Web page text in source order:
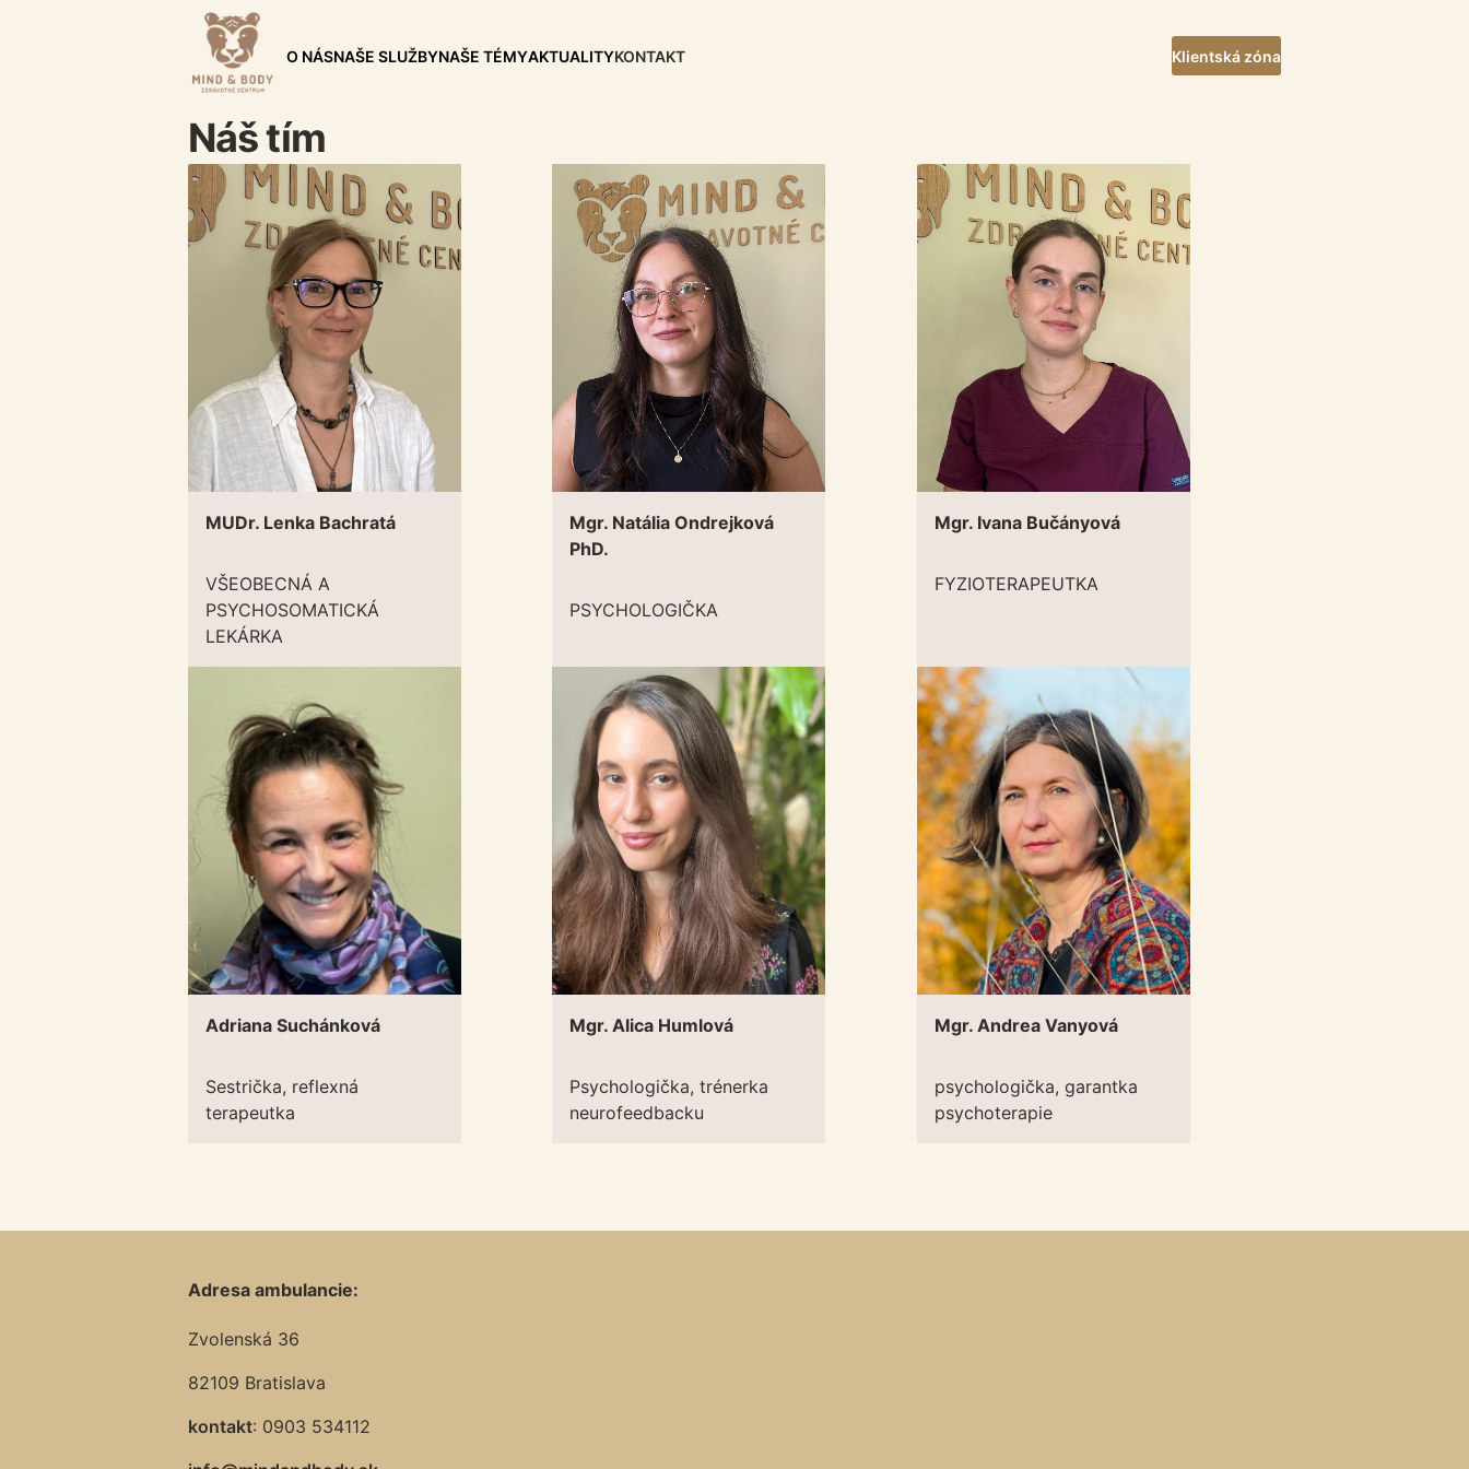
O NÁSNAŠE SLUŽBYNAŠE TÉMYAKTUALITYKONTAKT Klientská zóna
Náš tím
MUDr. Lenka Bachratá
VŠEOBECNÁ A
PSYCHOSOMATICKÁ
LEKÁRKA
Mgr. Natália Ondrejková
PhD.
PSYCHOLOGIČKA
Mgr. Ivana Bučányová
FYZIOTERAPEUTKA
Adriana Suchánková
Sestrička, reflexná
terapeutka
Mgr. Alica Humlová
Psychologička, trénerka
neurofeedbacku
Mgr. Andrea Vanyová
psychologička, garantka
psychoterapie
Adresa ambulancie:
Zvolenská 36
82109 Bratislava
kontakt: 0903 534112